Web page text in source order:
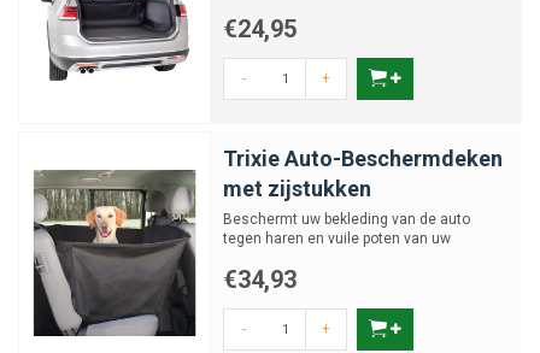
€24,95
- +
Trixie Auto-Beschermdeken
met zijstukken
Beschermt uw bekleding van de auto
tegen haren en vuile poten van uw
€34,93
- +